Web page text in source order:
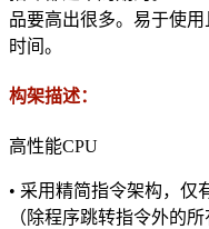
品要高出很多。易于使
时间。
构架描述：
高性能CPU
• 采用精简指令架构，仅
（除程序跳转指令外的